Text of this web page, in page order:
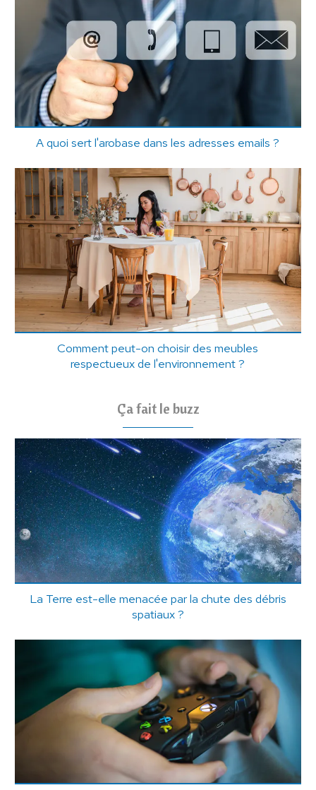
A quoi sert l'arobase dans les adresses emails ?
Comment peut-on choisir des meubles
respectueux de l'environnement ?
Ça fait le buzz
La Terre est-elle menacée par la chute des débris
spatiaux ?